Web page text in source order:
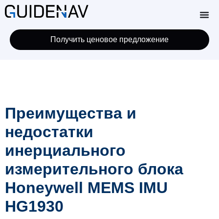
Получить ценовое предложение
Преимущества и
недостатки
инерциального
измерительного блока
Honeywell MEMS IMU
HG1930